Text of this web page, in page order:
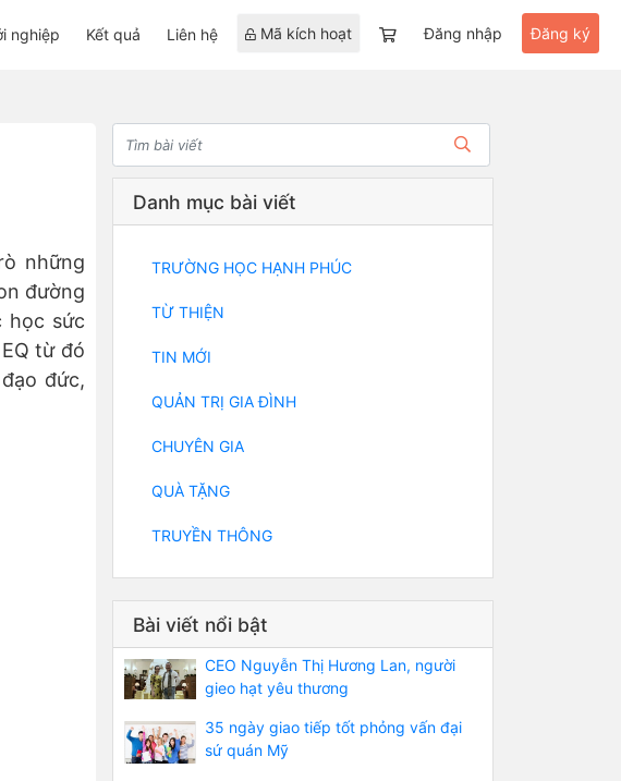
nghiệp Kết quả Liên hệ Mã kích hoạt Đăng nhập Đăng ký
những
đường
học sức
từ đó
đức,
Danh mục bài viết
TRƯỜNG HỌC HẠNH PHÚC
TỪ THIỆN
TIN MỚI
QUẢN TRỊ GIA ĐÌNH
CHUYÊN GIA
QUÀ TẶNG
TRUYỀN THÔNG
Bài viết nổi bật
CEO Nguyễn Thị Hương Lan, người
gieo hạt yêu thương
35 ngày giao tiếp tốt phỏng vấn đại
sứ quán Mỹ